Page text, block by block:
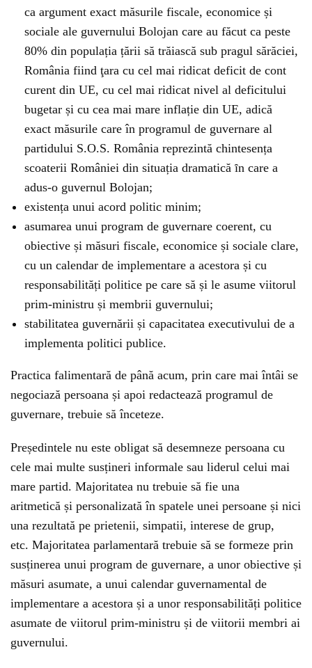
ca argument exact măsurile fiscale, economice și
sociale ale guvernului Bolojan care au făcut ca peste
80% din populația țării să trăiască sub pragul sărăciei,
România fiind ţara cu cel mai ridicat deficit de cont
curent din UE, cu cel mai ridicat nivel al deficitului
bugetar și cu cea mai mare inflație din UE, adică
exact măsurile care în programul de guvernare al
partidului S.O.S. România reprezintă chintesența
scoaterii României din situația dramatică ȋn care a
adus-o guvernul Bolojan;
existența unui acord politic minim;
asumarea unui program de guvernare coerent, cu
obiective și măsuri fiscale, economice și sociale clare,
cu un calendar de implementare a acestora și cu
responsabilități politice pe care să și le asume viitorul
prim-ministru și membrii guvernului;
stabilitatea guvernării și capacitatea executivului de a
implementa politici publice.
Practica falimentară de până acum, prin care mai întâi se
negociază persoana și apoi redactează programul de
guvernare, trebuie să înceteze.
Președintele nu este obligat să desemneze persoana cu
cele mai multe susțineri informale sau liderul celui mai
mare partid. Majoritatea nu trebuie să fie una
aritmetică și personalizată în spatele unei persoane și nici
una rezultată pe prietenii, simpatii, interese de grup,
etc. Majoritatea parlamentară trebuie să se formeze prin
susținerea unui program de guvernare, a unor obiective și
măsuri asumate, a unui calendar guvernamental de
implementare a acestora și a unor responsabilități politice
asumate de viitorul prim-ministru și de viitorii membri ai
guvernului.